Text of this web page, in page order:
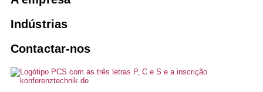
Reservar um intérprete
passageiros
10 boas razões para o PCS
Visão, sustentabilidade
Projectos, Referências
Indústrias
Agências
Associações e clubes
Contactar-nos